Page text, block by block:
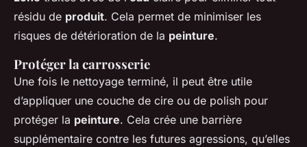
résidu de produit. Cela permet de minimiser les
risques de détérioration de la peinture.
Protéger la carrosserie
Une fois le nettoyage terminé, il peut être utile
d’appliquer une couche de cire ou de polish pour
protéger la peinture. Cela crée une barrière
supplémentaire contre les futures agressions, qu’elles